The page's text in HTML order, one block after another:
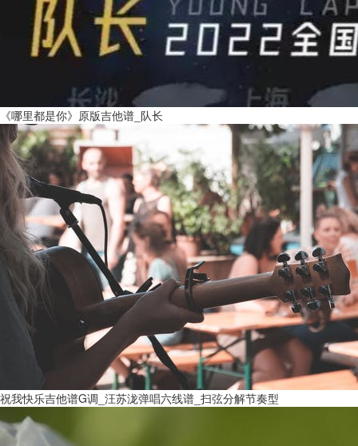
《哪里都是你》原版吉他谱_队长
祝我快乐吉他谱G调_汪苏泷弹唱六线谱_扫弦分解节奏型